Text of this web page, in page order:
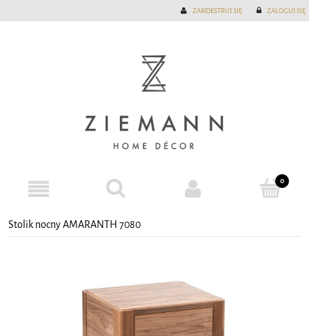
ZAREJESTRUJ SIĘ ZALOGUJ SIĘ
Stolik nocny AMARANTH 7080